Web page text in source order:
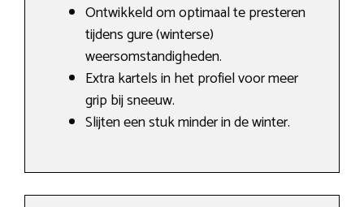
Ontwikkeld om optimaal te presteren
tijdens gure (winterse)
weersomstandigheden.
Extra kartels in het profiel voor meer
grip bij sneeuw.
Slijten een stuk minder in de winter.